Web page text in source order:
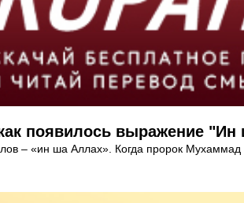
появилось выражение
– «ин ша Аллах». Когда пророк